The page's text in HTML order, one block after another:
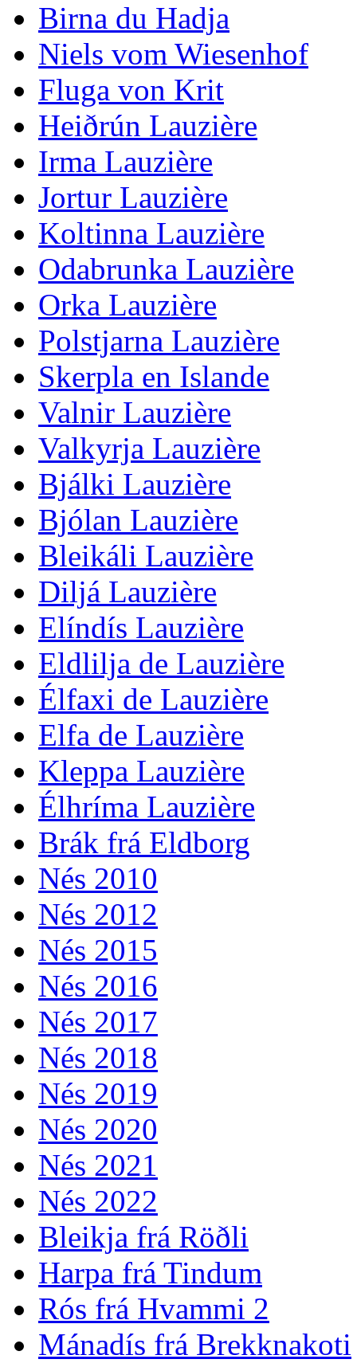
Birna du Hadja
Niels vom Wiesenhof
Fluga von Krit
Heiðrún Lauzière
Irma Lauzière
Jortur Lauzière
Koltinna Lauzière
Odabrunka Lauzière
Orka Lauzière
Polstjarna Lauzière
Skerpla en Islande
Valnir Lauzière
Valkyrja Lauzière
Bjálki Lauzière
Bjólan Lauzière
Bleikáli Lauzière
Diljá Lauzière
Elíndís Lauzière
Eldlilja de Lauzière
Élfaxi de Lauzière
Elfa de Lauzière
Kleppa Lauzière
Élhríma Lauzière
Brák frá Eldborg
Nés 2010
Nés 2012
Nés 2015
Nés 2016
Nés 2017
Nés 2018
Nés 2019
Nés 2020
Nés 2021
Nés 2022
Bleikja frá Röðli
Harpa frá Tindum
Rós frá Hvammi 2
Mánadís frá Brekknakoti